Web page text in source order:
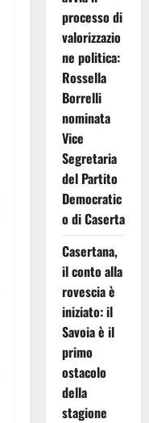
processo di
valorizzazio
ne politica:
Rossella
Borrelli
nominata
Vice
Segretaria
del Partito
Democratic
o di Caserta
Casertana,
il conto alla
rovescia è
iniziato: il
Savoia è il
primo
ostacolo
della
stagione